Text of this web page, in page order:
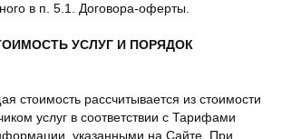
в п. 5.1. Договора-оферты.
УСЛУГ И ПОРЯДОК
рассчитывается из стоимости
услуг в соответствии с Тарифами
указанными на Сайте. При